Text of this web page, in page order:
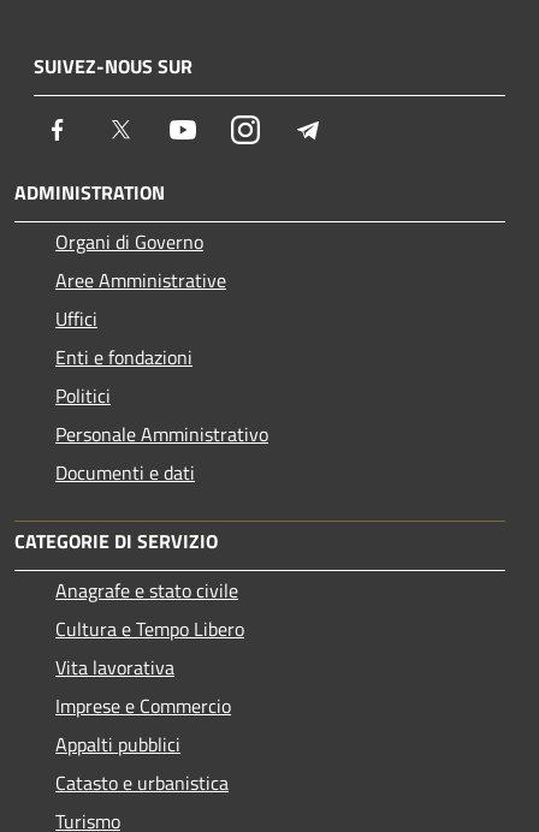
SUIVEZ-NOUS SUR
Facebook Twitter YoutubeInstagram
ADMINISTRATION
Organi di Governo
Aree Amministrative
Uffici
Enti e fondazioni
Politici
Personale Amministrativo
Documenti e dati
CATEGORIE DI SERVIZIO
Anagrafe e stato civile
Cultura e Tempo Libero
Vita lavorativa
Imprese e Commercio
Appalti pubblici
Catasto e urbanistica
Turismo